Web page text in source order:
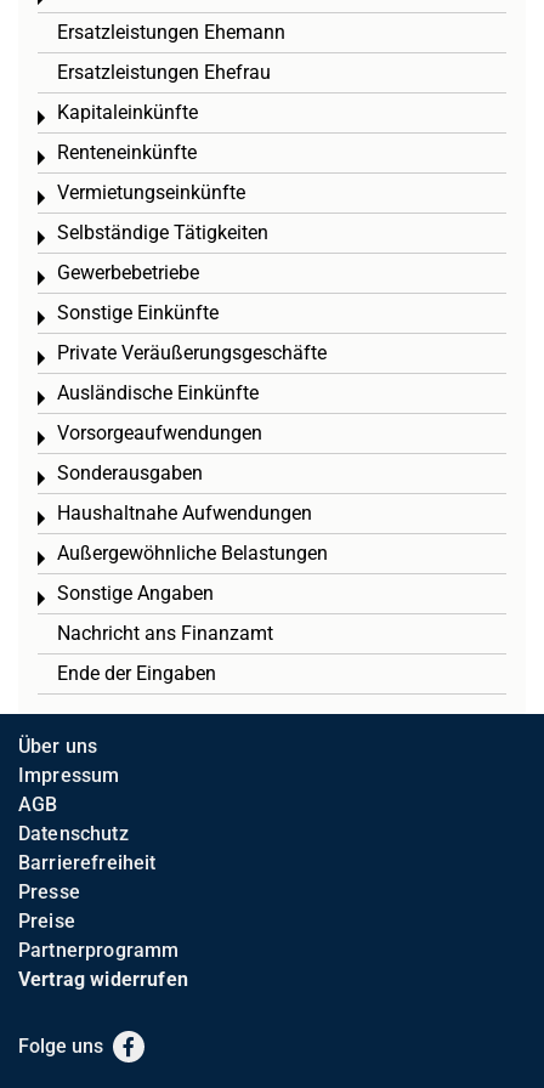
Ersatzleistungen Ehemann
Ersatzleistungen Ehefrau
Kapitaleinkünfte
Toggle menu
Renteneinkünfte
Toggle menu
Vermietungseinkünfte
Toggle menu
Selbständige Tätigkeiten
Toggle menu
Gewerbebetriebe
Toggle menu
Sonstige Einkünfte
Toggle menu
Private Veräußerungsgeschäfte
Toggle menu
Ausländische Einkünfte
Toggle menu
Vorsorgeaufwendungen
Toggle menu
Sonderausgaben
Toggle menu
Haushaltnahe Aufwendungen
Toggle menu
Außergewöhnliche Belastungen
Toggle menu
Sonstige Angaben
Toggle menu
Nachricht ans Finanzamt
Ende der Eingaben
Über uns
Impressum
AGB
Datenschutz
Barrierefreiheit
Presse
Preise
Partnerprogramm
Vertrag widerrufen
Folge uns Facebook